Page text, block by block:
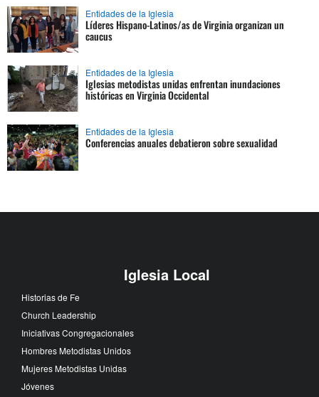
Entidades de la Iglesia
Líderes Hispano-Latinos/as de Virginia organizan un
caucus
Entidades de la Iglesia
Iglesias metodistas unidas enfrentan inundaciones
históricas en Virginia Occidental
Entidades de la Iglesia
Conferencias anuales debatieron sobre sexualidad
Iglesia Local
Historias de Fe
Church Leadership
Iniciativas Congregacionales
Hombres Metodistas Unidos
Mujeres Metodistas Unidas
Jóvenes